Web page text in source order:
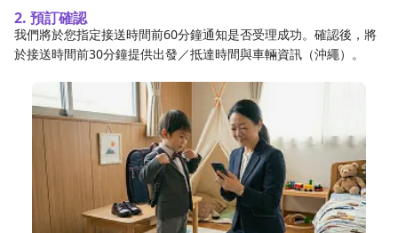
2. 預訂確認
我們將於您指定接送時間前60分鐘通知是否受理成功。確認後，將
於接送時間前30分鐘提供出發／抵達時間與車輛資訊（沖繩）。